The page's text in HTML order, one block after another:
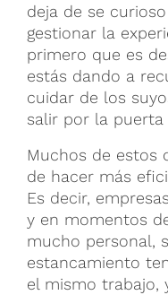
deja de se
gestionar la
primero que es
estás dando a
cuidar de los
salir por la
Muchos de estos
de hacer más
Es decir,
y en momentos
mucho personal,
estancamiento
el mismo trabajo,